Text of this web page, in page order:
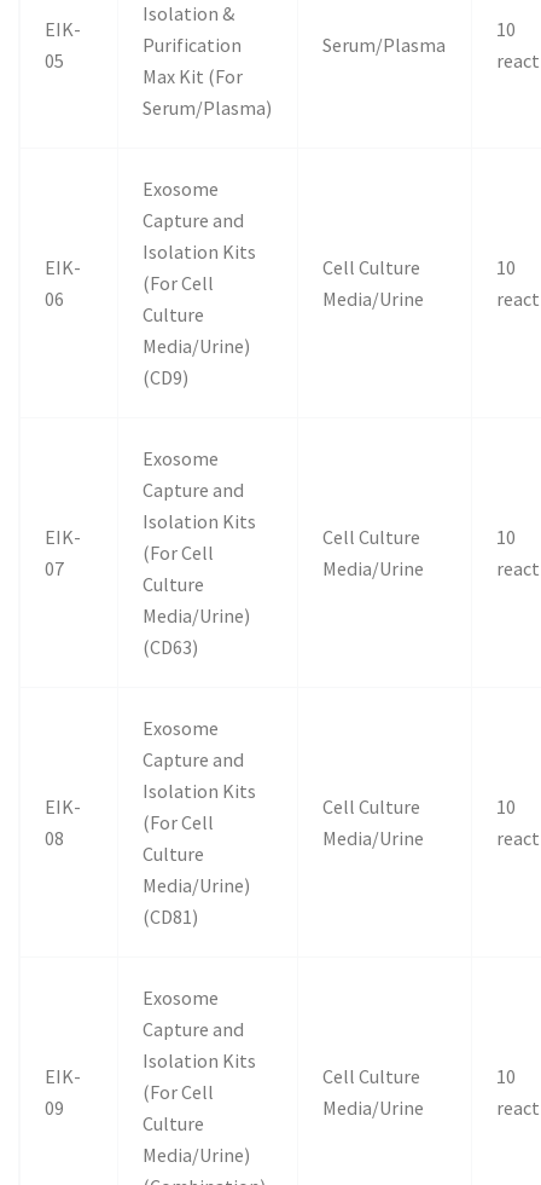
EIK-
05
Isolation &
Purification
Max Kit (For
Serum/Plasma)
Serum/Plasma
10
EIK-
06
Exosome
Capture and
Isolation Kits
(For Cell
Culture
Media/Urine)
(CD9)
Cell Culture
Media/Urine
10
EIK-
07
Exosome
Capture and
Isolation Kits
(For Cell
Culture
Media/Urine)
(CD63)
Cell Culture
Media/Urine
10
EIK-
08
Exosome
Capture and
Isolation Kits
(For Cell
Culture
Media/Urine)
(CD81)
Cell Culture
Media/Urine
10
EIK-
09
Exosome
Capture and
Isolation Kits
(For Cell
Culture
Media/Urine)
Cell Culture
Media/Urine
10